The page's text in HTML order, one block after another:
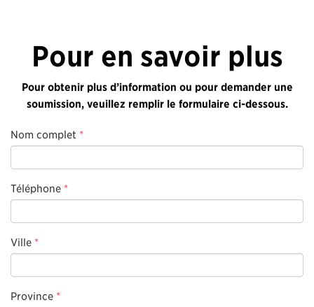
Pour en savoir plus
Pour obtenir plus d’information ou pour demander une
soumission, veuillez remplir le formulaire ci-dessous.
Nom complet *
Téléphone *
Ville *
Province *